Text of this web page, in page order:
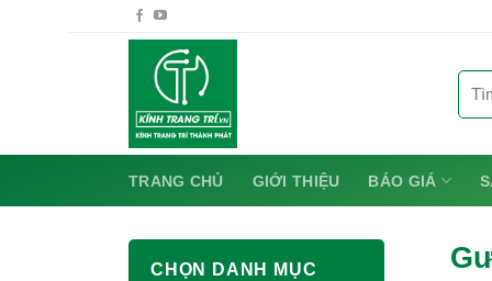
Tìm
kiếm:
TRANG CHỦ GIỚI THIỆU BÁO GIÁ
CHỌN DANH MỤC